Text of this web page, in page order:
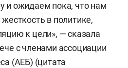
и ожидаем пока, что нам
в политике,
к цели», — сказала
с членами ассоциации
(АЕБ) (цитата